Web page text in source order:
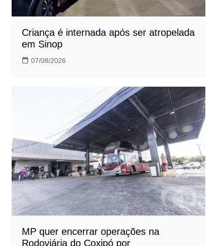
Criança é internada após ser atropelada
em Sinop
07/08/2026
MP quer encerrar operações na
Rodoviária do Coxipó por